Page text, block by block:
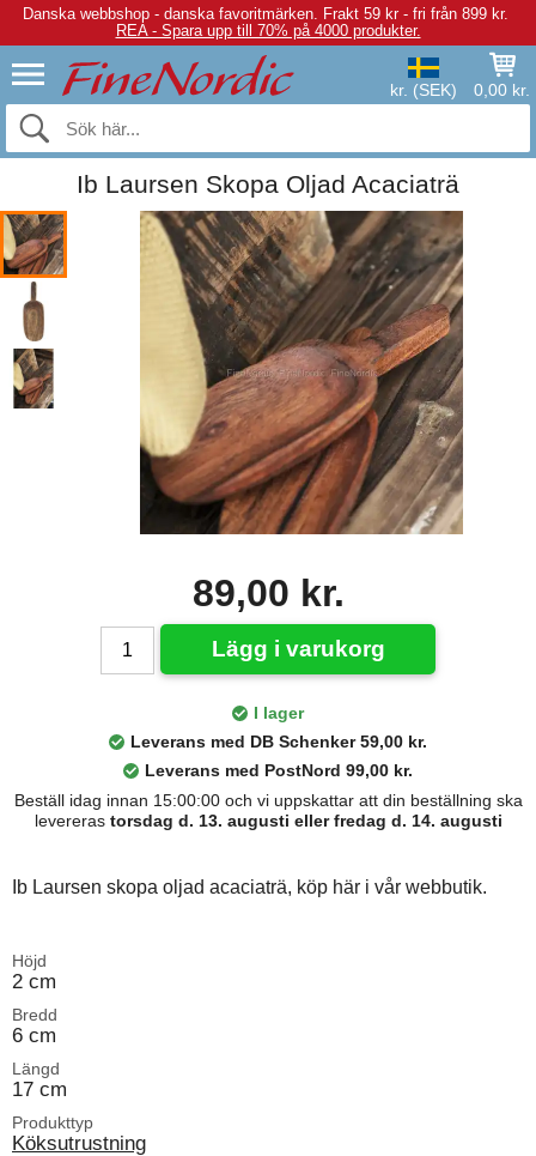
Danska webbshop - danska favoritmärken. Frakt 59 kr - fri från 899 kr.
REA - Spara upp till 70% på 4000 produkter.
kr. (SEK) 0,00 kr.
Ib Laursen Skopa Oljad Acaciaträ
89,00 kr.
Lägg i varukorg
I lager
Leverans med DB Schenker 59,00 kr.
Leverans med PostNord 99,00 kr.
Beställ idag innan 15:00:00 och vi uppskattar att din beställning ska
levereras torsdag d. 13. augusti eller fredag d. 14. augusti
Ib Laursen skopa oljad acaciaträ, köp här i vår webbutik.
Höjd
2 cm
Bredd
6 cm
Längd
17 cm
Produkttyp
Köksutrustning